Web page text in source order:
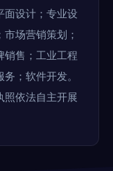
面设计；专业设
场营销策划；
销售；工业工程
；软件开发。
照依法自主开展